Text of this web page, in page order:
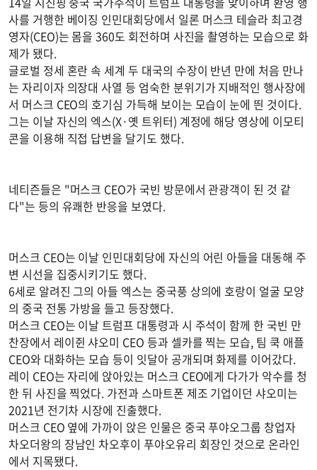
사를 거행한 베이징 인민대회당에서 일론 머스크 테슬라 최고경
영자(CEO)는 몸을 360도 회전하며 사진을 촬영하는 모습으로 화
제가 됐다.
글로벌 정세 혼란 속 세계 두 대국의 수장이 반년 만에 처음 만나
는 자리이자 의장대 사열 등 엄숙한 분위기가 지배적인 행사장에
서 머스크 CEO의 호기심 가득해 보이는 모습이 눈에 띈 것이다.
그는 이날 자신의 엑스(X·옛 트위터) 계정에 해당 영상에 이모티
콘을 이용해 직접 답변을 달기도 했다.
네티즌들은 "머스크 CEO가 국빈 방문에서 관광객이 된 것 같
다"는 등의 유쾌한 반응을 보였다.
머스크 CEO는 이날 인민대회당에 자신의 어린 아들을 대동해 주
변 시선을 집중시키기도 했다.
6세로 알려진 그의 아들 엑스는 중국풍 상의에 호랑이 얼굴 모양
의 중국 전통 가방을 들고 등장했다.
머스크 CEO는 이날 트럼프 대통령과 시 주석이 함께 한 국빈 만
찬장에서 레이쥔 샤오미 CEO 등과 셀카를 찍는 모습, 팀 쿡 애플
CEO와 대화하는 모습 등이 잇달아 공개되며 화제를 이어갔다.
레이 CEO는 자리에 앉아있는 머스크 CEO에게 다가가 악수를 청
한 뒤 사진을 찍었다. 가전과 스마트폰 제조 기업이던 샤오미는
2021년 전기차 시장에 진출했다.
머스크 CEO 옆에 가까이 앉은 인물은 중국 푸야오그룹 창업자
차오더왕의 장남인 차오후이 푸야오유리 회장인 것으로 온라인
에서 지목됐다.